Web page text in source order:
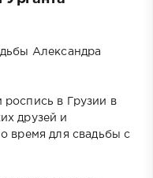
Александра
в Грузии в
друзей и
время для свадьбы с